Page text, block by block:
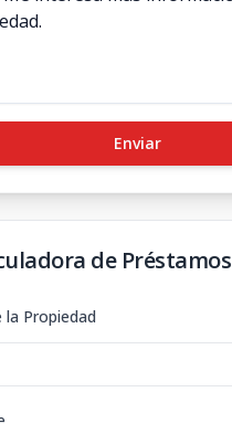
Enviar
de Préstamos
la Propiedad